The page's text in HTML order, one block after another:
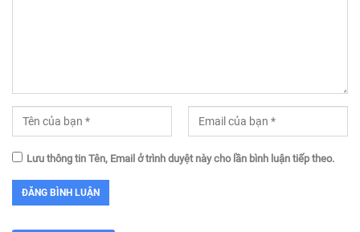
Lưu thông tin Tên, Email ở trình duyệt này cho lần bình luận tiếp theo.